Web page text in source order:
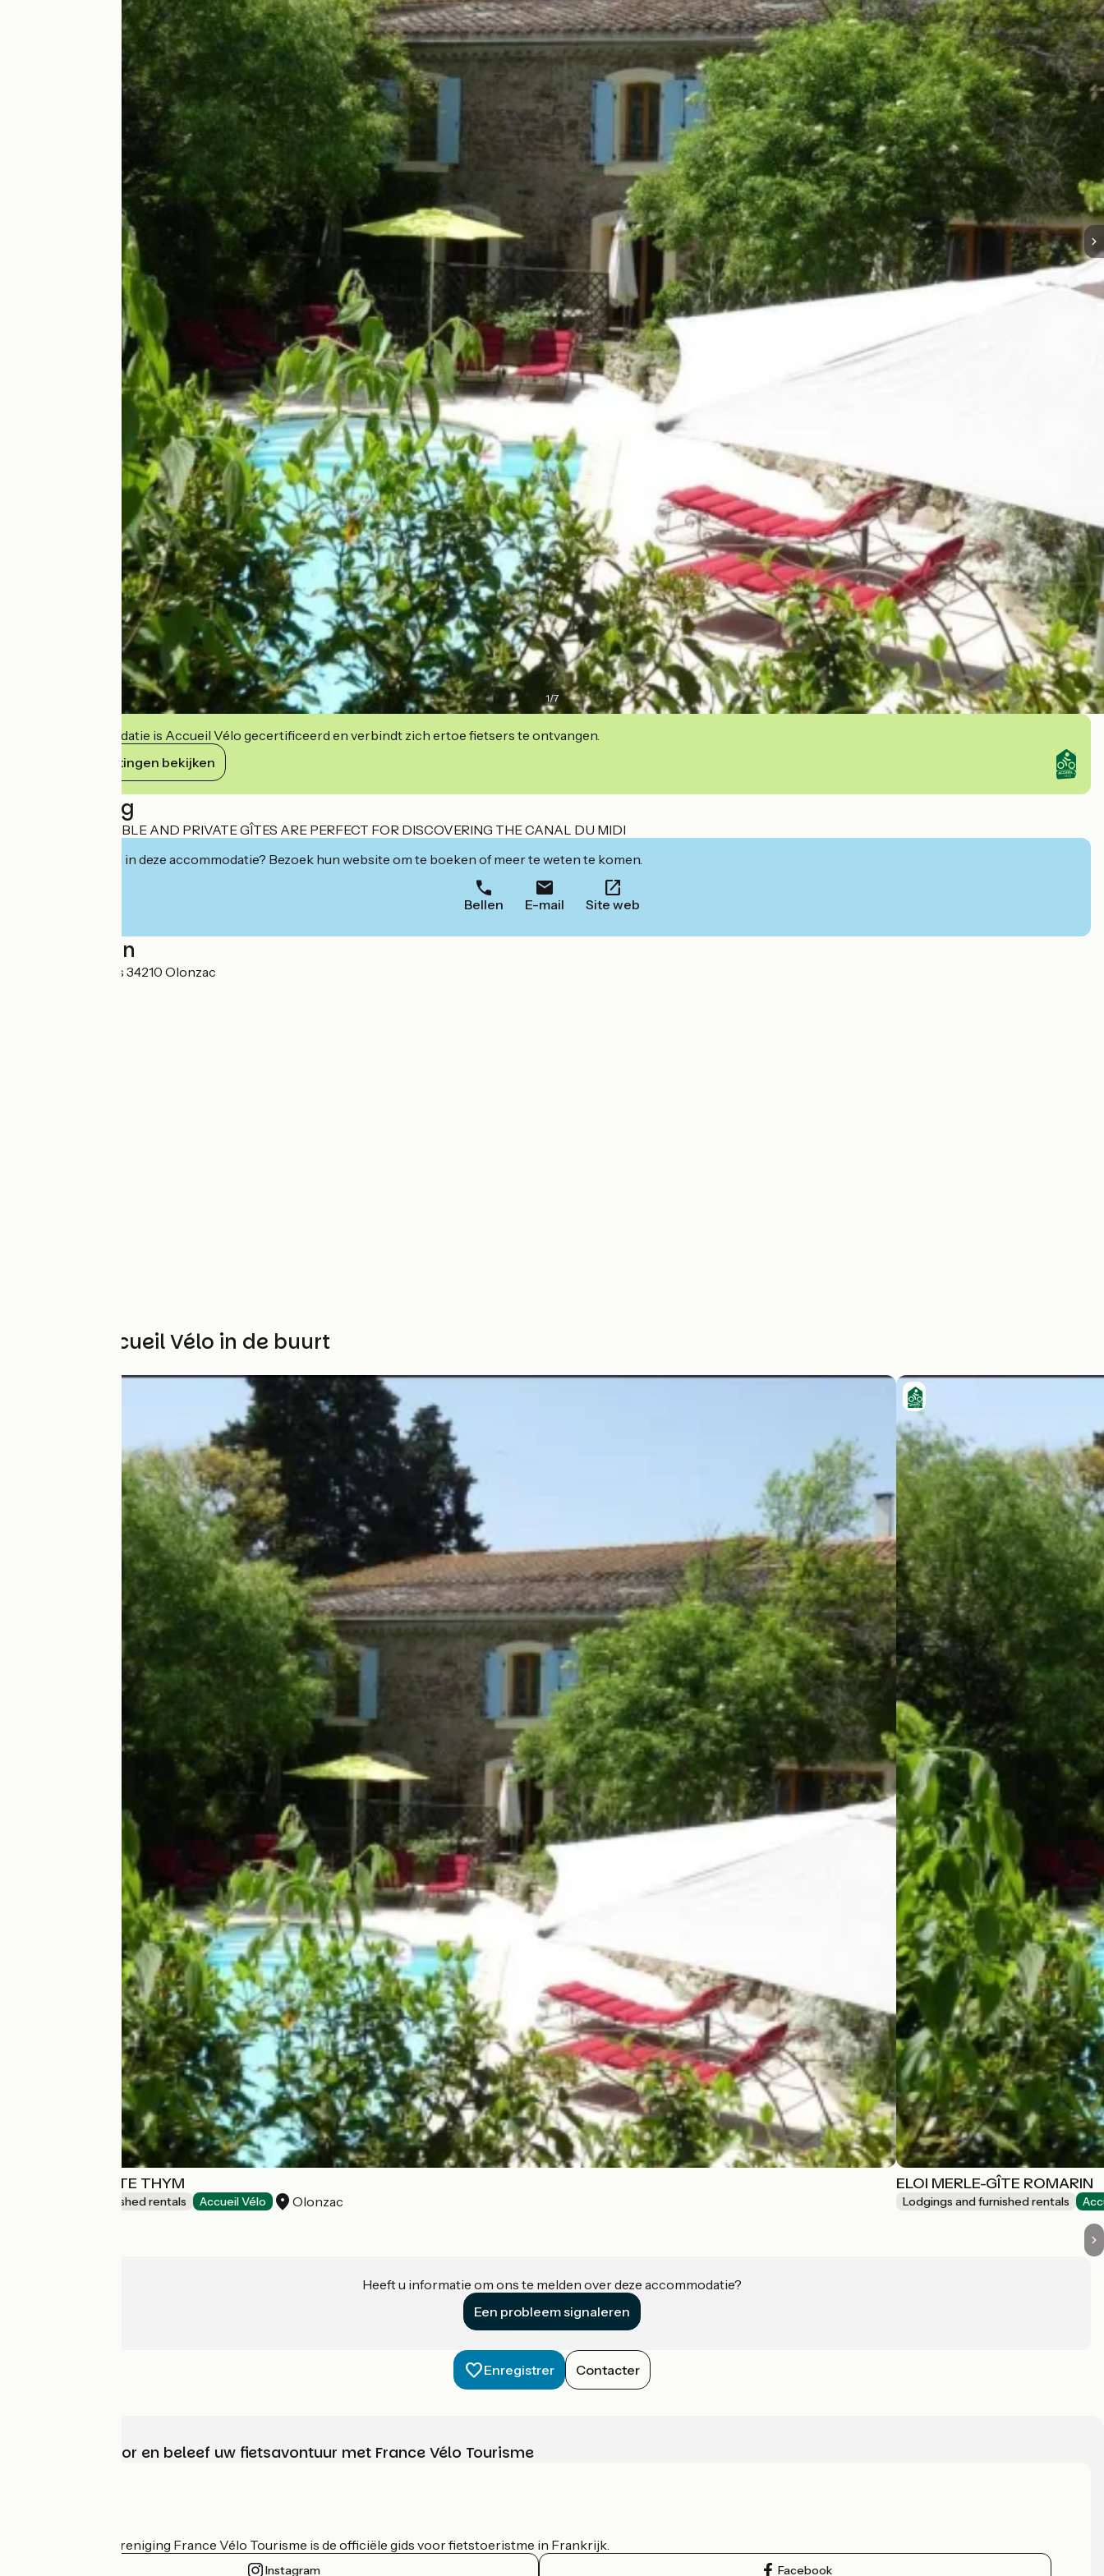
1/7
Deze accommodatie is Accueil Vélo gecertificeerd en verbindt zich ertoe fietsers te ontvangen.
Haar verplichtingen bekijken
Beschrijving
OUR COMFORTABLE AND PRIVATE GÎTES ARE PERFECT FOR DISCOVERING THE CANAL DU MIDI
Geïnteresseerd in deze accommodatie? Bezoek hun website om te boeken of meer te weten te komen.
Bellen E-mail Site web
Localisation
1 Avenue d'Homps 34210 Olonzac
Andere Accueil Vélo in de buurt
ELOI MERLE-GÎTE THYM
Lodgings and furnished rentals Accueil Vélo Olonzac
ELOI MERLE-GÎTE ROMARIN
Lodgings and furnished rentals
Heeft u informatie om ons te melden over deze accommodatie?
Een probleem signaleren
Enregistrer Contacter
Kies, bereid voor en beleef uw fietsavontuur met France Vélo Tourisme
De nationale vereniging France Vélo Tourisme is de officiële gids voor fietstoeristme in Frankrijk.
Instagram Facebook